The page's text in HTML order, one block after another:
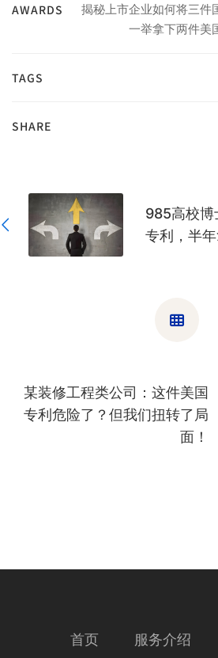
AWARDS
揭秘上市企业如何将三件
一举拿下两件美
TAGS
SHARE
985高校博
专利，半年
某装修工程类公司：这件美国
专利危险了？但我们扭转了局
面！
首页 服务介绍